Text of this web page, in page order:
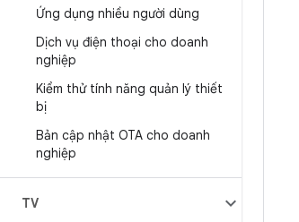
Ứng dụng nhiều người dùng
Dịch vụ điện thoại cho doanh
nghiệp
Kiểm thử tính năng quản lý thiết
bị
Bản cập nhật OTA cho doanh
nghiệp
TV